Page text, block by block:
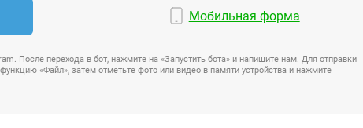
Мобильная форма
После перехода в бот, нажмите на «Запустить бота» и напишите нам. Для отправки
«Файл», затем отметьте фото или видео в памяти устройства и нажмите